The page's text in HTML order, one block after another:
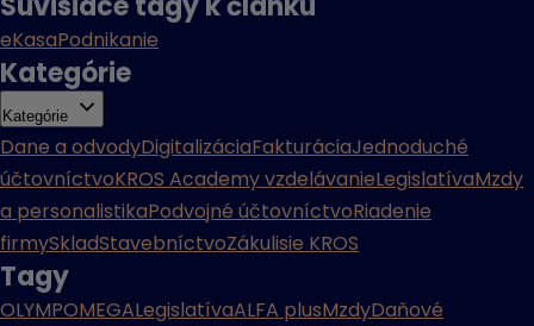
eKasaPodnikanie
Kategórie
Kategórie
Dane a odvodyDigitalizáciaFakturáciaJednoduché
účtovníctvoKROS Academy vzdelávanieLegislatívaMzdy
a personalistikaPodvojné účtovníctvoRiadenie
firmySkladStavebníctvoZákulisie KROS
Tagy
OLYMPOMEGALegislatívaALFA plusMzdyDaňové